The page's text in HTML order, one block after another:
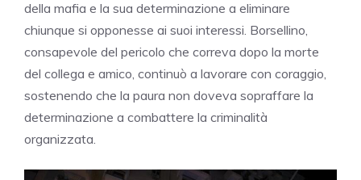
della mafia e la sua determinazione a eliminare
chiunque si opponesse ai suoi interessi. Borsellino,
consapevole del pericolo che correva dopo la morte
del collega e amico, continuò a lavorare con coraggio,
sostenendo che la paura non doveva sopraffare la
determinazione a combattere la criminalità
organizzata.